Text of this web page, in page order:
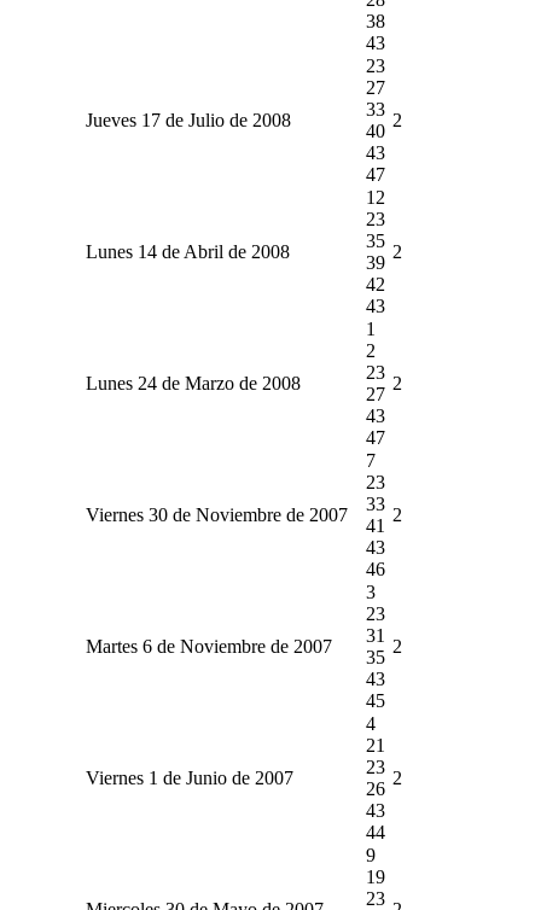
38
43
Jueves 17 de Julio de 2008
23
27
33
40
43
47
2
Lunes 14 de Abril de 2008
12
23
35
39
42
43
2
Lunes 24 de Marzo de 2008
1
2
23
27
43
47
2
Viernes 30 de Noviembre de 2007
7
23
33
41
43
46
2
Martes 6 de Noviembre de 2007
3
23
31
35
43
45
2
Viernes 1 de Junio de 2007
4
21
23
26
43
44
2
9
19
23